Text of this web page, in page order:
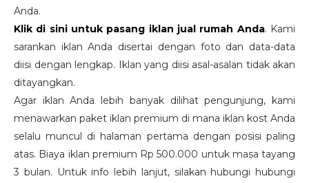
Anda.
Klik di sini untuk pasang iklan jual rumah Anda. Kami
sarankan iklan Anda disertai dengan foto dan data-data
diisi dengan lengkap. Iklan yang diisi asal-asalan tidak akan
ditayangkan.
Agar iklan Anda lebih banyak dilihat pengunjung, kami
menawarkan paket iklan premium di mana iklan kost Anda
selalu muncul di halaman pertama dengan posisi paling
atas. Biaya iklan premium Rp 500.000 untuk masa tayang
3 bulan. Untuk info lebih lanjut, silakan hubungi hubungi